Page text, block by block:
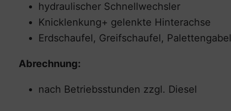
hydraulischer Schnellwechsler
Knicklenkung+ gelenkte Hinterachse
Erdschaufel, Greifschaufel, Palettengabel
Abrechnung:
nach Betriebsstunden zzgl. Diesel